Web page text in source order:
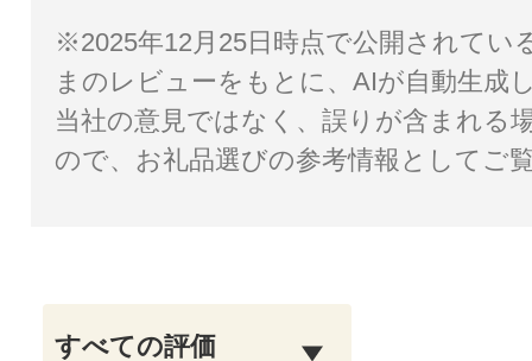
※2025年12月25日時点で公開されてい
まのレビューをもとに、AIが自動生成
当社の意見ではなく、誤りが含まれる
ので、お礼品選びの参考情報としてご